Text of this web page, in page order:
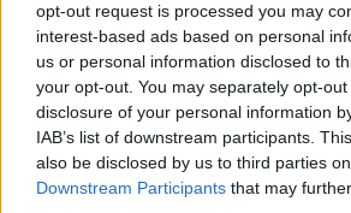
opt-out request is processed you may
interest-based ads based on personal
us or personal information disclosed to
your opt-out. You may separately opt-
disclosure of your personal information
IAB’s list of downstream participants.
also be disclosed by us to third parties
Downstream Participants that may
Ροή ειδήσεων